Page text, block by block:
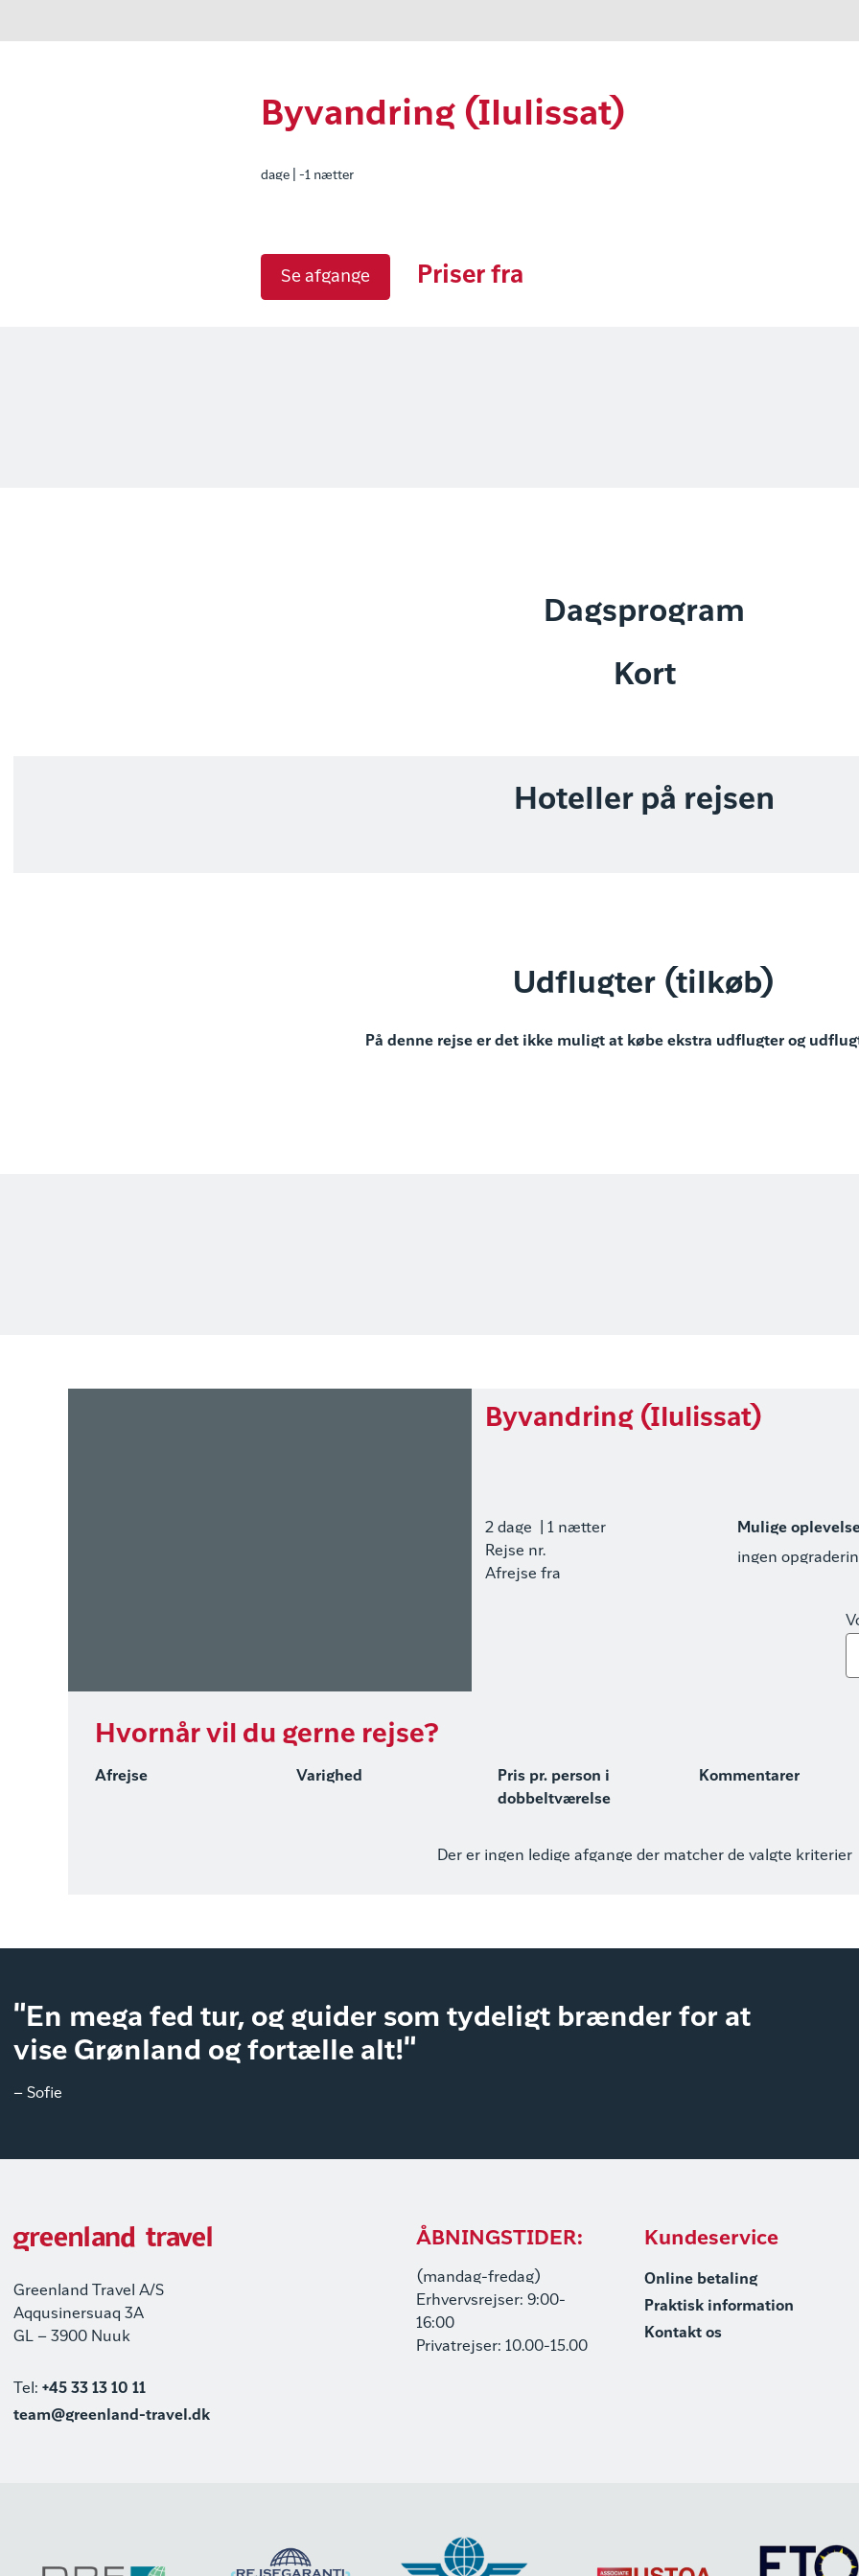
Byvandring (Ilulissat)
dage | -1 nætter
Se afgange Priser fra
Dagsprogram
Kort
Hoteller på rejsen
Udflugter (tilkøb)
På denne rejse er det ikke muligt at købe ekstra udflugter og
Byvandring (Ilulissat)
2 dage
| 1 nætter
Rejse nr.
Afrejse fra
Mulige
ingen
Hvornår vil du gerne rejse?
Afrejse Varighed
Pris pr. person i
dobbeltværelse
Kommentarer
Der er ingen ledige afgange der matcher de valgte kriterier
"En mega fed tur, og guider som tydeligt brænder for at
vise Grønland og fortælle alt!"
– Sofie
Greenland Travel A/S
Aqqusinersuaq 3A
GL – 3900 Nuuk
Tel: +45 33 13 10 11
team@greenland-travel.dk
ÅBNINGSTIDER:
(mandag-fredag)
Erhvervsrejser: 9:00-
16:00
Privatrejser: 10.00-15.00
Kundeservice
Online betaling
Praktisk information
Kontakt os